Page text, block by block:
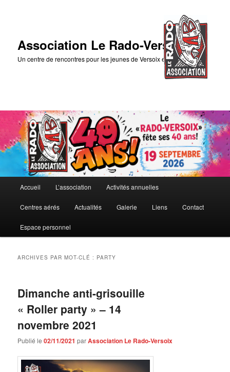
Association Le Rado-Versoix
Un centre de rencontres pour les jeunes de Versoix et des environs
principal
Aller
au
contenu
principal
Aller
au
contenu
secondaire
Accueil L’association Activités annuelles
Centres aérés Actualités Galerie Liens Contact
Espace personnel
ARCHIVES PAR MOT-CLÉ : PARTY
Dimanche anti-grisouille
« Roller party » – 14
novembre 2021
Publié le02/11/2021 parAssociation Le Rado-Versoix